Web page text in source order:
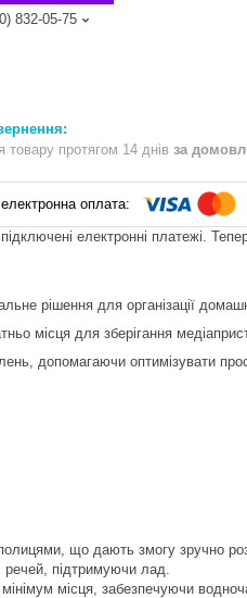
832-05-75
товару протягом 14 днів за
підключені електронні платежі.
рішення для організації
місця для зберігання
допомагаючи оптимізувати
що дають змогу зручно
підтримуючи лад.
місця, забезпечуючи